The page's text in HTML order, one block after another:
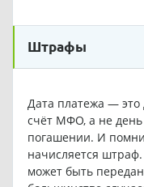
Штрафы
Дата платежа — это
счёт МФО, а не день
погашении. И
начисляется
может быть